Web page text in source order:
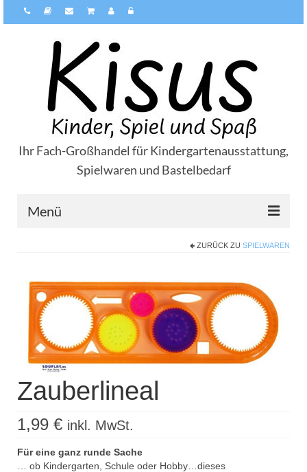
Ihr Fach-Großhandel für Kindergartenausstattung,
Spielwaren und Bastelbedarf
Menü
Versandarten
Kisus Katalog anfordern
Newsletter
Kontakt
Log In / Mein Konto
search
ZURÜCK ZU SPIELWAREN
Zauberlineal
1,99 € inkl. MwSt.
Für eine ganz runde Sache
… ob Kindergarten, Schule oder Hobby…dieses